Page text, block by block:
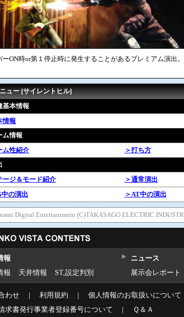
ON時or第１停止時に発生することがあるプレミアム演出
ュー [サイレントヒル]
本情報
情報
情報
ム性紹介
＞打ち方
ージ＆モード紹介
＞通常演出
中の演出
＞AT中の演出
Digital Entertainment (C)TAKASAGO ELECTRIC
報
報
天井情報 ST,設定判別
ニュース
展示会レポート
わせ ｜ 利用規約 ｜ 個人情報のお取扱いについて
求書発行事業者登録番号について ｜ Ｑ＆Ａ